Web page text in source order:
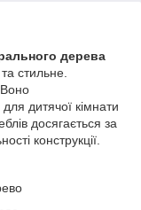
дерева
стильне.
дитячої кімнати
досягається за
конструкції.